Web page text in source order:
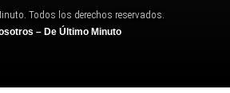
Todos los derechos reservados.
– De Último Minuto